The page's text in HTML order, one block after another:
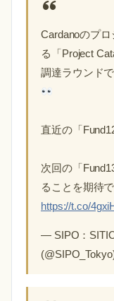
Cardanoのプ
る「Project
調達ラウンド
直近の「
次回の「
ることを期待
https://t.co/
— SIPO：